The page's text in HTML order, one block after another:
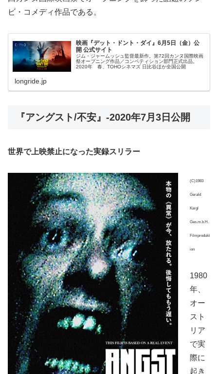
ビ・コメディ作品である。
映画『デット・ドント・ダイ』6月5日（金）公
開 公式サイト
ジム・ジャームッシュ監督最新作。第72回カンヌ国際映画
祭オープニング作品／コンペティション部門正式出品。
2020年 春、TOHOシネマズ 日比谷ほか全国公開
longride.jp
『アングスト/不安』-2020年7月3日公開
世界で上映禁止になった実録スリラー
(C)1983
Gerald
Kargl
Ges.m.b.H.
Filmprodukt
ion
1980
年、
オー
スト
リア
で実
際に
起き